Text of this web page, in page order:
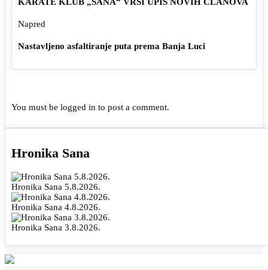
Napred
Nastavljeno asfaltiranje puta prema Banja Luci
You must be logged in to post a comment.
Hronika Sana
Hronika Sana 5.8.2026.
Hronika Sana 4.8.2026.
Hronika Sana 3.8.2026.